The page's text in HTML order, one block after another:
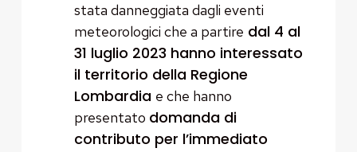
stata danneggiata dagli eventi
meteorologici che a partire dal 4 al
31 luglio 2023 hanno interessato
il territorio della Regione
Lombardia e che hanno
presentato domanda di
contributo per l’immediato